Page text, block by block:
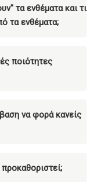
τα ενθέματα και τι
τα ενθέματα;
ποιότητες
να φορά κανείς